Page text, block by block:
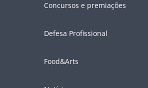
Concursos e premiações
Defesa Profissional
Food&Arts